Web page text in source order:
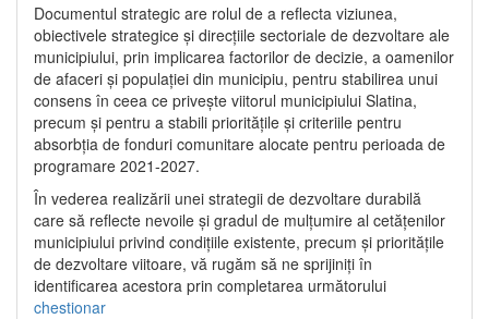
Documentul strategic are rolul de a reflecta viziunea,
obiectivele strategice și direcțiile sectoriale de dezvoltare ale
municipiului, prin implicarea factorilor de decizie, a oamenilor
de afaceri și populației din municipiu, pentru stabilirea unui
consens în ceea ce privește viitorul municipiului Slatina,
precum și pentru a stabili prioritățile și criteriile pentru
absorbția de fonduri comunitare alocate pentru perioada de
programare 2021-2027.
În vederea realizării unei strategii de dezvoltare durabilă
care să reflecte nevoile și gradul de mulțumire al cetățenilor
municipiului privind condițiile existente, precum și prioritățile
de dezvoltare viitoare, vă rugăm să ne sprijiniți în
identificarea acestora prin completarea următorului
chestionar